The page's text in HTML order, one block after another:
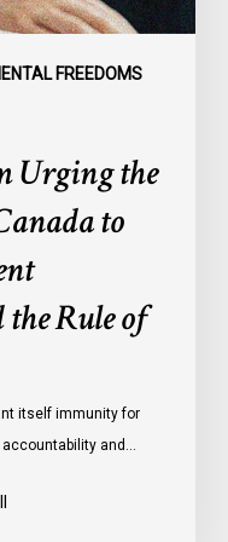
FREEDOMS
Urging the
to
Rule of
itself immunity for
and…